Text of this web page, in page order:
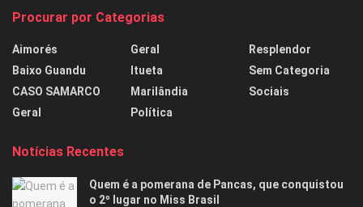
Procurar por Categorias
Aimorés
Baixo Guandu
CASO SAMARCO
Geral
Geral
Itueta
Marilândia
Política
Resplendor
Sem Categoria
Sociais
Notícias Recentes
Quem é a pomerana de Pancas, que conquistou
o 2º lugar no Miss Brasil